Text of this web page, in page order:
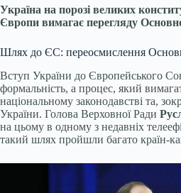
Україна на порозі великих
Європи вимагає перегляду
Шлях до ЄС: переосмислення
Вступ України до Європейського
формальність, а процес, який
національному законодавстві та,
України. Голова Верховної Ради
на цьому в одному з недавніх
такий шлях пройшли багато країн-